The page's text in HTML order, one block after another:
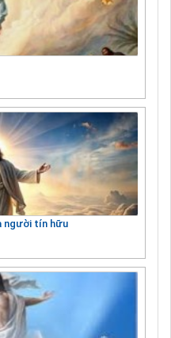
người tín hữu